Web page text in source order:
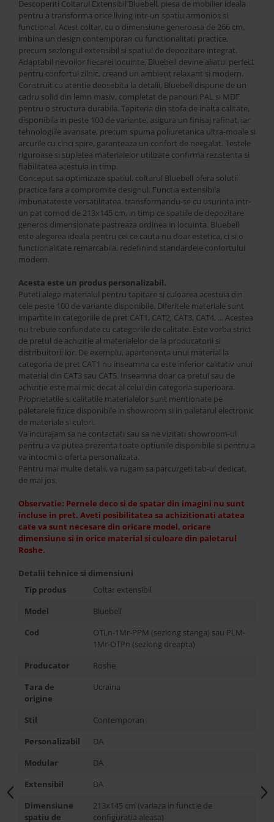
Best Sleep
Saltele
Perne si Pilote
Descoperiti Coltarul Extensibil Bluebell, piesa de mobilier ideala
pentru a transforma orice living intr-un spatiu armonios si
functional. Acest coltar, cu o dimensiune generoasa de 266 cm,
imbina un design contemporan cu functionalitati practice,
precum sezlongul extensibil si spatiul de depozitare integrat.
Adaptabil nevoilor fiecarei locuinte, Bluebell devine aliatul perfect
pentru confortul zilnic, creand un ambient relaxant si modern.
Construit cu atentie deosebita la detalii, Bluebell dispune de un
cadru solid din lemn masiv, completat de panouri PAL si MDF
pentru o structura durabila. Tapiteria din stofa de inalta calitate,
disponibila in peste 100 de variante, asigura un finisaj rafinat, iar
tehnologiile avansate, precum spuma poliuretanica ultra-moale si
arcurile cu cinci spire, garanteaza un confort de neegalat. Testele
riguroase si supletea materialelor utilizate confirma rezistenta si
fiabilitatea acestuia in timp.
Conceput sa optimizaze spatiul, coltarul Bluebell ofera solutii
practice fara a compromite designul. Functia extensibila
imbunatateste versatilitatea, transformandu-se cu usurinta intr-
un pat comod de 213x145 cm, in timp ce spatiile de depozitare
generos dimensionate pastreaza ordinea in locuinta. Bluebell
este alegerea ideala pentru cei ce cauta nu doar estetica, ci si o
functionalitate remarcabila, redefinind standardele confortului
modern.
Acesta este un produs personalizabil.
Puteti alege materialul pentru tapitare si culoarea acestuia din
cele peste 100 de variante disponibile. Diferitele materiale sunt
impartite in categoriile de pret CAT1, CAT2, CAT3, CAT4, ... Acestea
nu trebuie confundate cu categoriile de calitate. Este vorba strict
de pretul de achizitie al materialelor de la producatorii si
distribuitorii lor. De exemplu, apartenenta unui material la
categoria de pret CAT1 nu inseamna ca este inferior calitativ unui
material din CAT3 sau CAT5. Inseamna doar ca pretul sau de
achizitie este mai mic decat al celui din categoria superioara.
Proprietatile si calitatile materialelor sunt mentionate pe
paletarele fizice disponibile in showroom si in paletarul electronic
de materiale si culori.
Va incurajam sa ne contactati sau sa ne vizitati showroom-ul
pentru a va putea prezenta toate optiunile disponibile si pentru a
va intocmi o oferta personalizata.
Pentru mai multe detalii, va rugam sa parcurgeti tab-ul dedicat,
de mai jos.
Observatie: Pernele deco si de spatar din imagini nu sunt
incluse in pret. Aveti posibilitatea sa achizitionati atatea
cate va sunt necesare din oricare model, oricare
dimensiune si in orice material si culoare din paletarul
Roshe.
Detalii tehnice si dimensiuni
Tip produs
Coltar extensibil
Model
Bluebell
Cod
OTLn-1Mr-PPM (sezlong stanga) sau PLM-
1Mr-OTPn (sezlong dreapta)
Producator
Roshe
Tara de
origine
Ucraina
Stil
Contemporan
Personalizabil
DA
Modular
DA
Extensibil
DA
Dimensiune
spatiu de
213x145 cm (variaza in functie de
configuratia aleasa)